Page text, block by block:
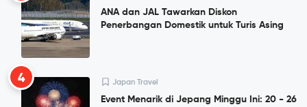
ANA dan JAL Tawarkan Diskon
Penerbangan Domestik untuk Turis Asing
4 Japan Travel
Event Menarik di Jepang Minggu Ini: 20 - 26